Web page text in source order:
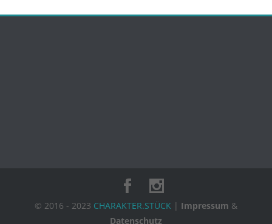
© 2016 - 2023 CHARAKTER.STÜCK | Impressum &
Datenschutz